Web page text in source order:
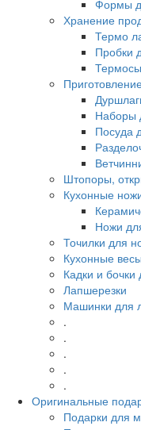
Формы
Хранение
Термо
Пробки
Термосы
Наборы
Посуда
Штопоры,
Кухонные
Ножи
Точилки для
Кухонные весы
Кадки и бочки
Лапшерезки
Машинки для
.
.
.
.
.
Оригинальные
Подарки для